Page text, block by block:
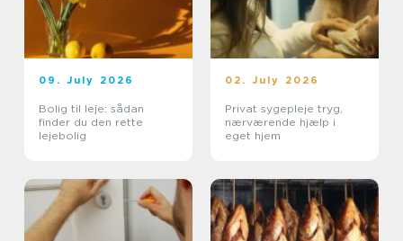
09. July 2026
Bolig til leje: sådan
finder du den rette
lejebolig
02. July 2026
Privat sygepleje tryg,
nærværende hjælp i
eget hjem